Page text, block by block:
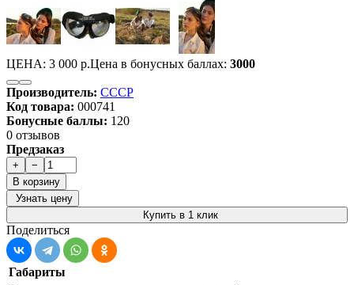
ЦЕНА: 3 000 р.Цена в бонусных баллах: 3000
Производитель: СССР
Код товара: 000741
Бонусные баллы: 120
0 отзывов
Предзаказ
+
−
В корзину
Узнать цену
Купить в 1 клик
Поделиться
Габариты